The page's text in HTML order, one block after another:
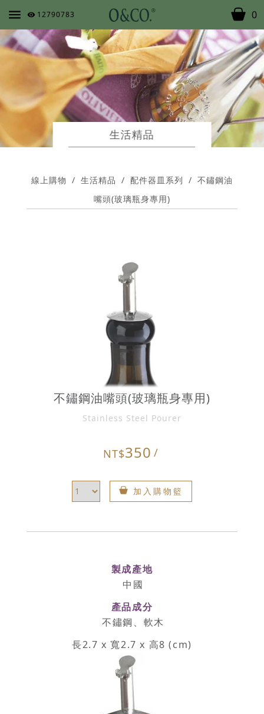
12790783 0
生活精品
線上購物 / 生活精品 / 配件器皿系列 / 不鏽鋼油
嘴頭(玻璃瓶身專用)
不鏽鋼油嘴頭(玻璃瓶身專用)
Stainless Steel Pourer
NT$350 /
加入購物籃
製成產地
中國
產品成分
不鏽鋼、軟木
長2.7 x 寬2.7 x 高8 (cm)